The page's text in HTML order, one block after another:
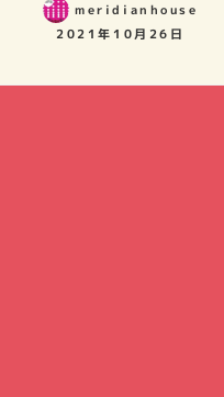
meridianhouse
2021年10月26日